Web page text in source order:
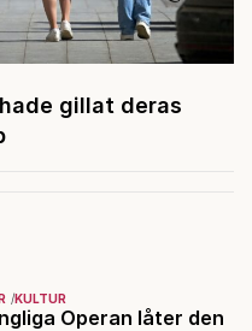
gillat deras
KULTUR
Operan låter den